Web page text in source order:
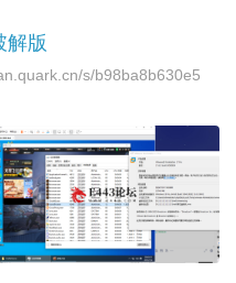
解版
s/b98ba8b630e5